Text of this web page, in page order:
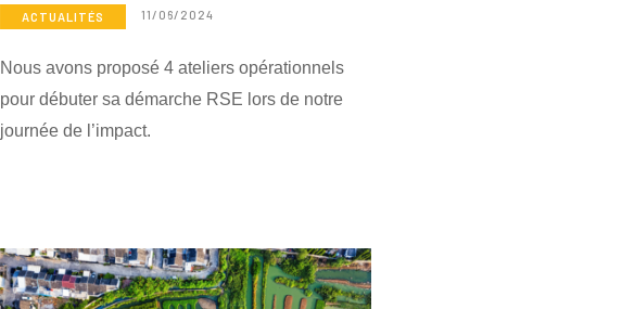
ACTUALITÉS 11/06/2024
Nous avons proposé 4 ateliers opérationnels
pour débuter sa démarche RSE lors de notre
journée de l’impact.